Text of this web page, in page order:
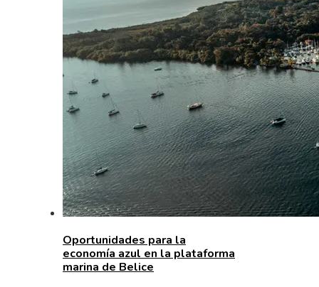
Oportunidades para la
economía azul en la plataforma
marina de Belice